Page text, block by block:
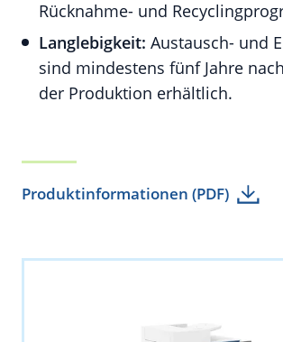
Rücknahme- und
Langlebigkeit: Austausch- und
sind mindestens fünf Jahre
der Produktion erhältlich.
Produktinformationen (PDF)